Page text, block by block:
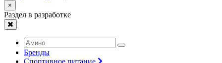
×
Раздел в разработке
Бренды